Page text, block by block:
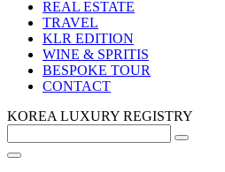
REAL ESTATE
TRAVEL
KLR EDITION
WINE & SPRITIS
BESPOKE TOUR
CONTACT
KOREA LUXURY REGISTRY